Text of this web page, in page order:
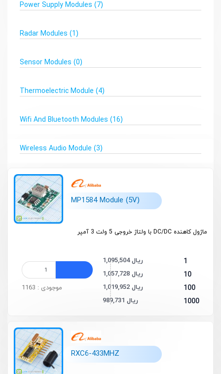
Power Supply Modules (7)
Radar Modules (1)
Sensor Modules (0)
Thermoelectric Module (4)
Wifi And Bluetooth Modules (16)
Wireless Audio Module (3)
MP1584 Module (5V)
ماژول کاهنده DC/DC با ولتاژ خروجی 5 ولت 3 آمپر
1 1,095,504 ریال
10 1,057,728 ریال
100 1,019,952 ریال
1000 989,731 ریال
موجودی : 1163
RXC6-433MHZ